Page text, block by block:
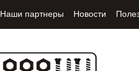
Наши партнеры Новости